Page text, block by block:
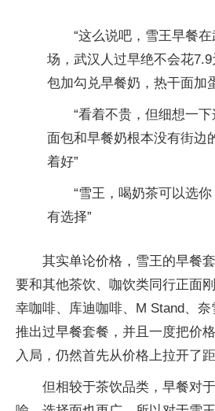
“这么说吧，雪王早餐
场，武汉人过早绝不会花
包加勾兑早餐奶，热干面加
“看着不贵，但细想一
面包和早餐奶根本没有街边
着好”
“雪王，喝奶茶可以选
有选择”
其实单论价格，雪王的早餐
要和其他茶饮、咖饮类同行正面
幸咖啡、库迪咖啡、M Stand、
推出过早餐套餐，并且一度把价
入局，仍然首先从价格上拉开了距
但相较于茶饮品类，早餐对